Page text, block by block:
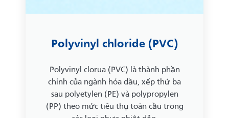
Polyvinyl chloride (PVC)
Polyvinyl clorua (PVC) là thành phần
chính của ngành hóa dầu, xếp thứ ba
sau polyetylen (PE) và polypropylen
(PP) theo mức tiêu thụ toàn cầu trong